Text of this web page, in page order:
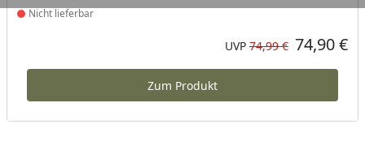
Produkt nicht lieferbar
Nicht lieferbar
Ursprünglicher Preis
UVP 74,99 €
Aktueller Preis74,90 €
Zum Produkt